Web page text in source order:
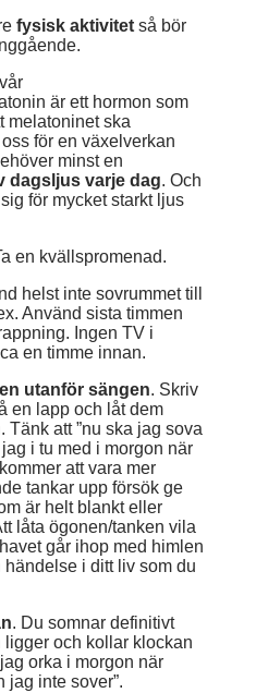
fysisk aktivitet så bör
är ett hormon som
melatoninet ska
för en växelverkan
minst en
dagsljus varje dag. Och
för mycket starkt ljus
en kvällspromenad.
helst inte sovrummet till
Använd sista timmen
Ingen TV i
en timme innan.
utanför sängen. Skriv
en lapp och låt dem
Tänk att ”nu ska jag sova
i tu med i morgon när
att vara mer
tankar upp försök ge
är helt blankt eller
låta ögonen/tanken vila
går ihop med himlen
i ditt liv som du
. Du somnar definitivt
och kollar klockan
orka i morgon när
jag inte sover”.